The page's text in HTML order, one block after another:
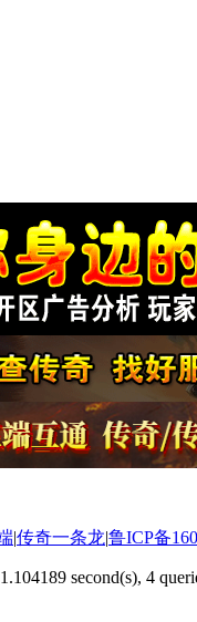
|传奇一条龙|鲁ICP备
second(s), 4